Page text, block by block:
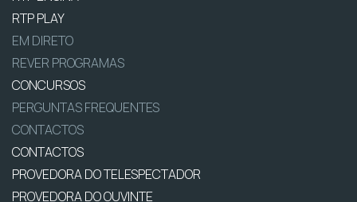
RTP PLAY
EM DIRETO
REVER PROGRAMAS
CONCURSOS
PERGUNTAS FREQUENTES
CONTACTOS
CONTACTOS
PROVEDORA DO TELESPECTADOR
PROVEDORA DO OUVINTE